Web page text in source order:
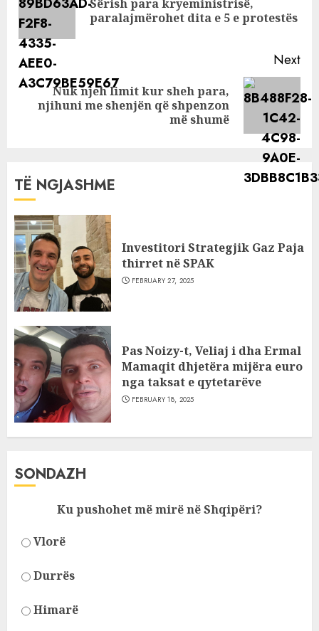
Sërish para kryeministrisë,
paralajmërohet dita e 5 e protestës
Next
Next
Nuk njeh limit kur sheh para,
njihuni me shenjën që shpenzon
më shumë
TË NGJASHME
Investitori Strategjik Gaz Paja
thirret në SPAK
FEBRUARY 27, 2025
Pas Noizy-t, Veliaj i dha Ermal
Mamaqit dhjetëra mijëra euro
nga taksat e qytetarëve
FEBRUARY 18, 2025
SONDAZH
Ku pushohet më mirë në Shqipëri?
Vlorë
Durrës
Himarë